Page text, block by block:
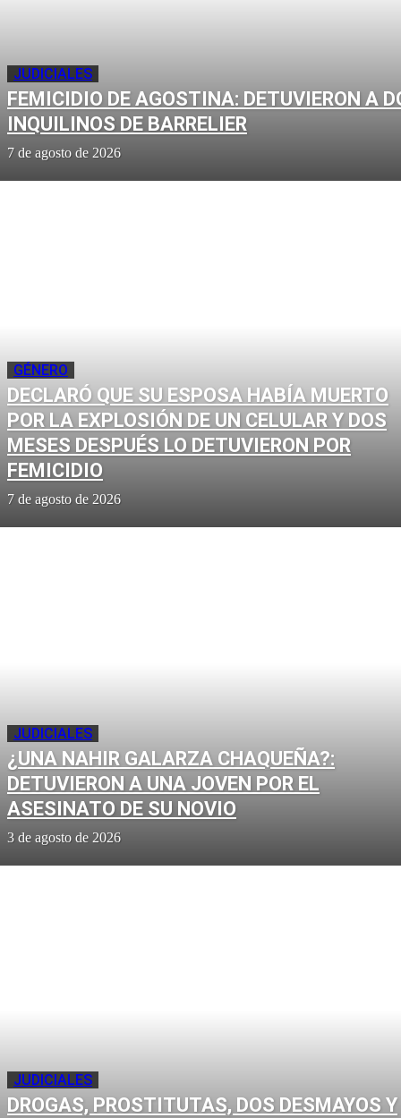
JUDICIALES
FEMICIDIO DE AGOSTINA: DETUVIERON A
INQUILINOS DE BARRELIER
7 de agosto de 2026
GÉNERO
DECLARÓ QUE SU ESPOSA HABÍA MUERTO
POR LA EXPLOSIÓN DE UN CELULAR Y DOS
MESES DESPUÉS LO DETUVIERON POR
FEMICIDIO
7 de agosto de 2026
JUDICIALES
¿UNA NAHIR GALARZA CHAQUEÑA?:
DETUVIERON A UNA JOVEN POR EL
ASESINATO DE SU NOVIO
3 de agosto de 2026
JUDICIALES
DROGAS, PROSTITUTAS, DOS DESMAYOS Y